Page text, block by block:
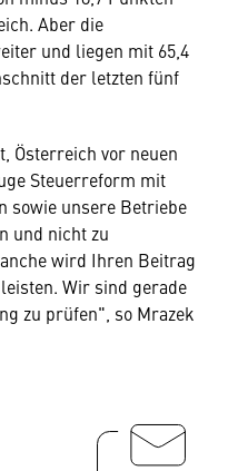
Aber die
und liegen mit 65,4
der letzten fünf
Österreich vor neuen
Steuerreform mit
sowie unsere Betriebe
und nicht zu
wird Ihren Beitrag
Wir sind gerade
zu prüfen", so Mrazek